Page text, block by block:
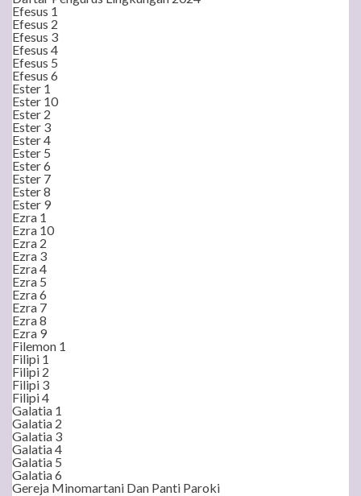
Efesus 1
Efesus 2
Efesus 3
Efesus 4
Efesus 5
Efesus 6
Ester 1
Ester 10
Ester 2
Ester 3
Ester 4
Ester 5
Ester 6
Ester 7
Ester 8
Ester 9
Ezra 1
Ezra 10
Ezra 2
Ezra 3
Ezra 4
Ezra 5
Ezra 6
Ezra 7
Ezra 8
Ezra 9
Filemon 1
Filipi 1
Filipi 2
Filipi 3
Filipi 4
Galatia 1
Galatia 2
Galatia 3
Galatia 4
Galatia 5
Galatia 6
Gereja Minomartani Dan Panti Paroki